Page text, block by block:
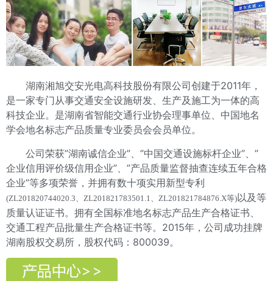
湖南湘旭交安光电高科技股份有限公司创建于2011年，
是一家专门从事交通安全设施研发、生产及施工为一体的高
科技企业。是湖南省智能交通行业协会理事单位、中国地名
学会地名标志产品质量专业委员会会员单位。
公司荣获”湖南诚信企业”、”中国交通设施标杆企业”、”
企业信用评价级信用企业”、”产品质量监督抽查连续五年合格
企业”等多项荣誉，并拥有数十项实用新型专利
(ZL201820744020.3、ZL201821783501.1、ZL201821784876.X等)以及等
质量认证证书。拥有全国标准地名标志产品生产合格证书、
交通工程产品批量生产合格证书等。2015年，公司成功挂牌
湖南股权交易所，股权代码：800039。